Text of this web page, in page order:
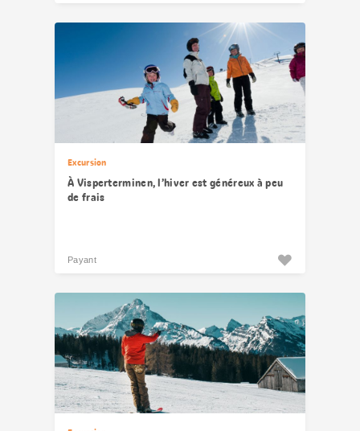
Excursion
À Visperterminen, l’hiver est généreux à peu
de frais
Payant